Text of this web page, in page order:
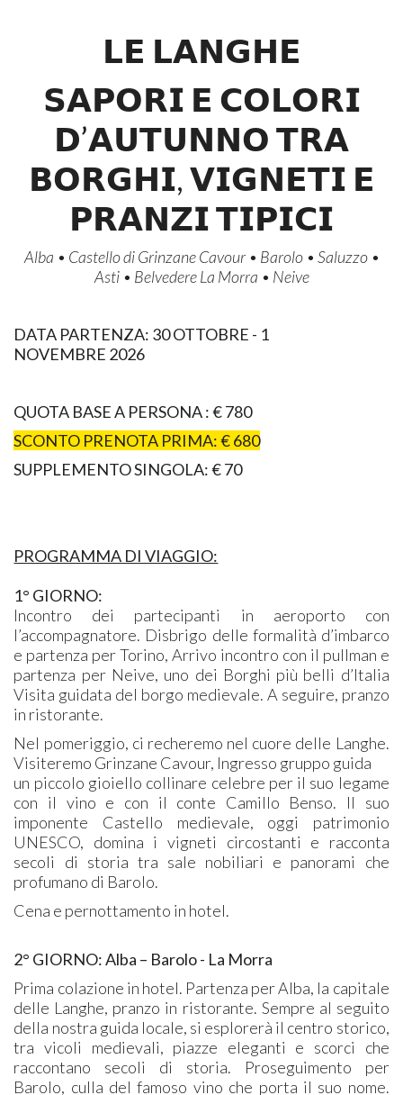
𝗟𝗘 𝗟𝗔𝗡𝗚𝗛𝗘
𝗦𝗔𝗣𝗢𝗥𝗜 𝗘 𝗖𝗢𝗟𝗢𝗥𝗜
𝗗’𝗔𝗨𝗧𝗨𝗡𝗡𝗢 𝗧𝗥𝗔
𝗕𝗢𝗥𝗚𝗛𝗜, 𝗩𝗜𝗚𝗡𝗘𝗧𝗜 𝗘
𝗣𝗥𝗔𝗡𝗭𝗜 𝗧𝗜𝗣𝗜𝗖𝗜
Alba • Castello di Grinzane Cavour • Barolo • Saluzzo •
Asti • Belvedere La Morra • Neive
DATA PARTENZA: 30 OTTOBRE - 1
NOVEMBRE 2026
QUOTA BASE A PERSONA : € 780
SCONTO PRENOTA PRIMA:€ 680
SUPPLEMENTO SINGOLA: € 70
PROGRAMMA DI VIAGGIO:
1° GIORNO:
Incontro dei partecipanti in aeroporto con
l’accompagnatore. Disbrigo delle formalità d’imbarco
e partenza per Torino, Arrivo incontro con il pullman e
partenza per Neive, uno dei Borghi più belli d’Italia
Visita guidata del borgo medievale. A seguire, pranzo
in ristorante.
Nel pomeriggio, ci recheremo nel cuore delle Langhe.
Visiteremo Grinzane Cavour, Ingresso gruppo guida
un piccolo gioiello collinare celebre per il suo legame
con il vino e con il conte Camillo Benso. Il suo
imponente Castello medievale, oggi patrimonio
UNESCO, domina i vigneti circostanti e racconta
secoli di storia tra sale nobiliari e panorami che
profumano di Barolo.
Cena e pernottamento in hotel.
2° GIORNO:Alba – Barolo - La Morra
Prima colazione in hotel. Partenza per Alba, la capitale
delle Langhe, pranzo in ristorante. Sempre al seguito
della nostra guida locale, si esplorerà il centro storico,
tra vicoli medievali, piazze eleganti e scorci che
raccontano secoli di storia. Proseguimento per
Barolo, culla del famoso vino che porta il suo nome.